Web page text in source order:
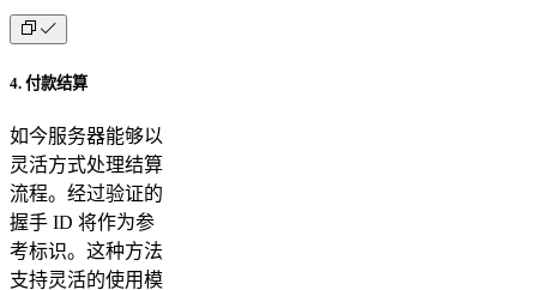
4. 付款结算
如今服务器能够以
灵活方式处理结算
流程。经过验证的
握手 ID 将作为参
考标识。这种方法
支持灵活的使用模